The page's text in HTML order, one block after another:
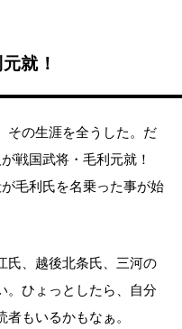
就！
その生涯を全うした。だ
戦国武将・毛利元就！
毛利氏を名乗った事が始
氏、越後北条氏、三河の
ひょっとしたら、自分
もいるかもなぁ。